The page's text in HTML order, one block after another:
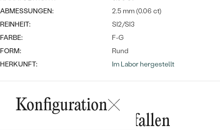
Bestseller
ABMESSUNGEN:
2.5 mm (0.06 ct)
REINHEIT:
SI2/SI3
FARBE:
F-G
FORM:
Rund
HERKUNFT:
Im Labor hergestellt
Konfiguration
Das könnte Ihnen gefallen